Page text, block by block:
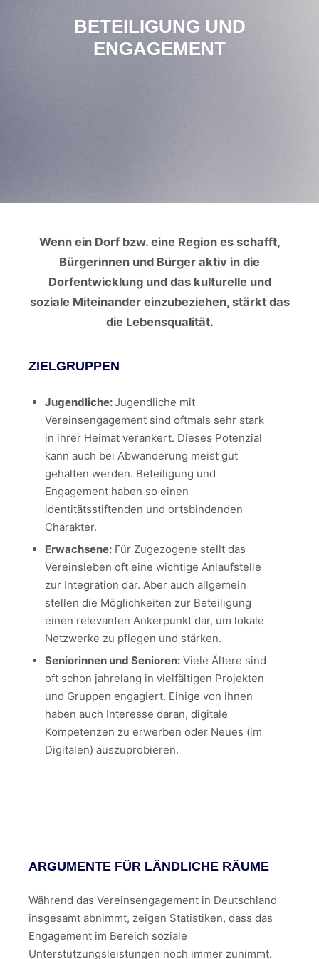
BETEILIGUNG UND
ENGAGEMENT
Wenn ein Dorf bzw. eine Region es schafft,
Bürgerinnen und Bürger aktiv in die
Dorfentwicklung und das kulturelle und
soziale Miteinander einzubeziehen, stärkt das
die Lebensqualität.
ZIELGRUPPEN
Jugendliche:Jugendliche mit
Vereinsengagement sind oftmals sehr stark
in ihrer Heimat verankert. Dieses Potenzial
kann auch bei Abwanderung meist gut
gehalten werden. Beteiligung und
Engagement haben so einen
identitätsstiftenden und ortsbindenden
Charakter.
Erwachsene:Für Zugezogene stellt das
Vereinsleben oft eine wichtige Anlaufstelle
zur Integration dar. Aber auch allgemein
stellen die Möglichkeiten zur Beteiligung
einen relevanten Ankerpunkt dar, um lokale
Netzwerke zu pflegen und stärken.
Seniorinnen und Senioren:Viele Ältere sind
oft schon jahrelang in vielfältigen Projekten
und Gruppen engagiert. Einige von ihnen
haben auch Interesse daran, digitale
Kompetenzen zu erwerben oder Neues (im
Digitalen) auszuprobieren.
ARGUMENTE FÜR LÄNDLICHE RÄUME
Während das Vereinsengagement in Deutschland
insgesamt abnimmt, zeigen Statistiken, dass das
Engagement im Bereich soziale
Unterstützungsleistungen noch immer zunimmt.